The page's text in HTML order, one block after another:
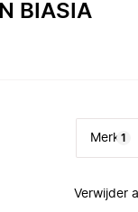
BIASIA
Merk 1
Verwijder